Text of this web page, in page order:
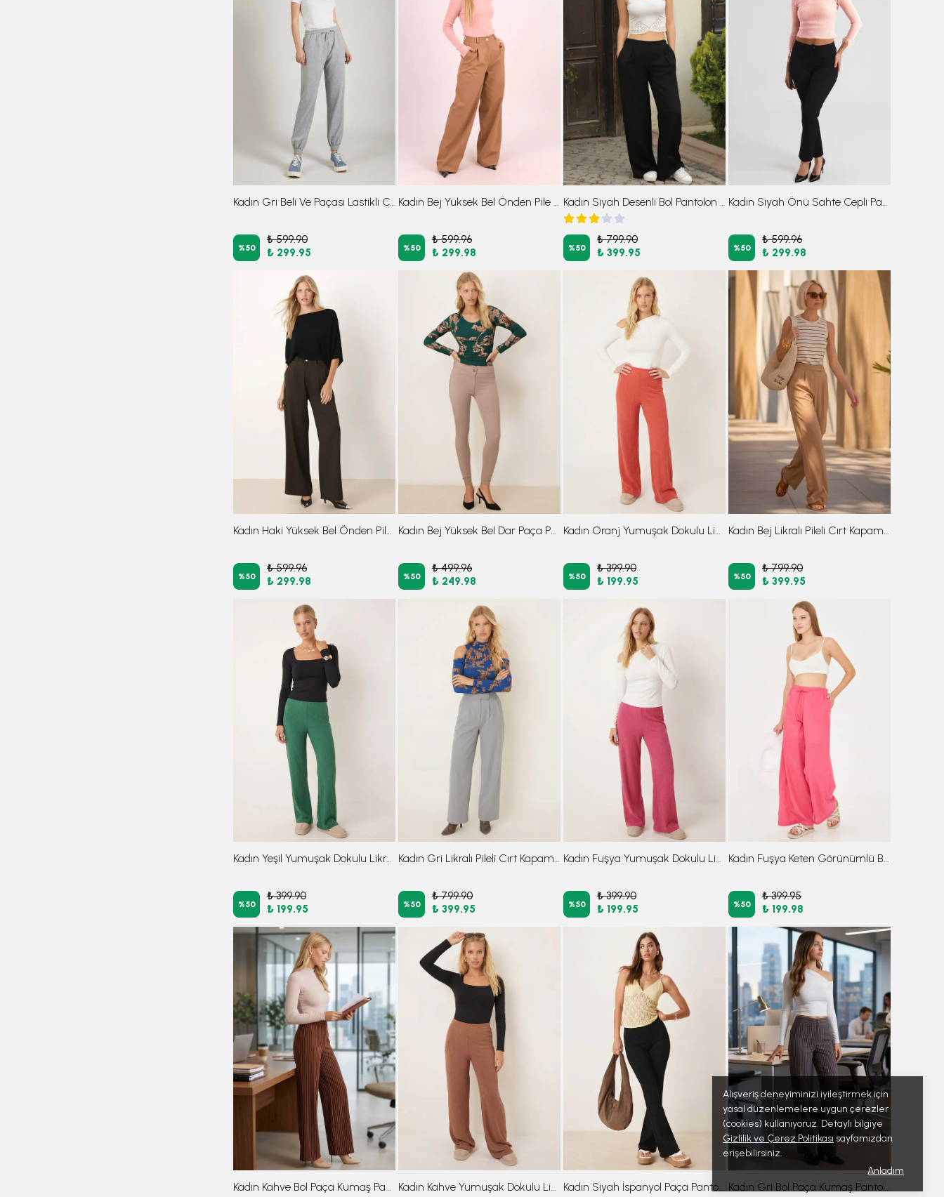
Alışveriş deneyiminizi iyileştirmek için
yasal düzenlemelere uygun çerezler
(cookies) kullanıyoruz. Detaylı bilgiye
Gizlilik ve Çerez Politikası sayfamızdan
erişebilirsiniz.
Anladım
Kadın Gri Beli Ve Paçası Lastikli Cepli İçi Şardonlu Eşofman Altı ARM-26K001063
%50
₺ 599.90
₺ 299.95
Kadın Bej Yüksek Bel Önden Pile Detaylı Bol Paça Pantolon ARM-26K136041
%50
₺ 599.96
₺ 299.98
Kadın Siyah Desenli Bol Pantolon ARM-17Y00047
%50
₺ 799.90
₺ 399.95
Kadın Siyah Önü Sahte Cepli Pantolon ARM-26K136053
%50
₺ 599.96
₺ 299.98
%50
₺ 599.96
₺ 299.98
%50
₺ 499.96
₺ 249.98
%50
₺ 399.90
₺ 199.95
%50
₺ 799.90
₺ 399.95
Kadın Yeşil Yumuşak Dokulu Likralı Pantolon ARM-26K001090
%50
₺ 399.90
₺ 199.95
Kadın Gri Likralı Pileli Cırt Kapama Palazzo Pantolon ARM-26K001059
%50
₺ 799.90
₺ 399.95
Kadın Fuşya Yumuşak Dokulu Likralı Pantolon ARM-26K001090
%50
₺ 399.90
₺ 199.95
Kadın Fuşya Keten Görünümlü Beli Lastikli Cepli Bağlama Detaylı Astarlı Bol Pantolon ARM-25Y001078
%50
₺ 399.95
₺ 199.98